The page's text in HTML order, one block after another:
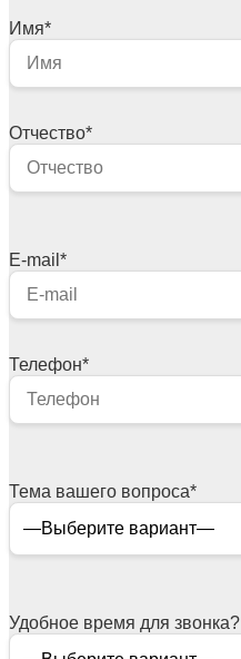
Имя*
Отчество*
E-mail *
Телефон*
Тема вашего вопроса*
Удобное время для звонка?